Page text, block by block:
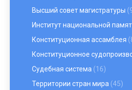
Высший совет магистратуры
Институт национальной
Конституционная ассамблея
Конституционное
Судебная система (16)
Территории стран мира (45)